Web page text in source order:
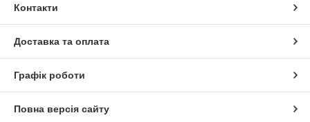
Контакти
Доставка та оплата
Графік роботи
Повна версія сайту